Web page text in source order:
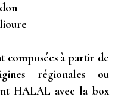
composées à partir de
régionales ou
HALAL avec la box